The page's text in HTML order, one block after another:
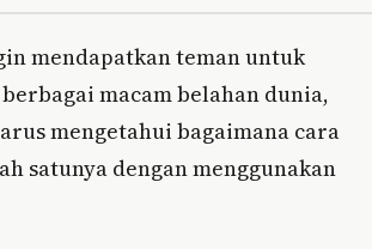
mendapatkan teman untuk
macam belahan dunia,
mengetahui bagaimana cara
satunya dengan menggunakan